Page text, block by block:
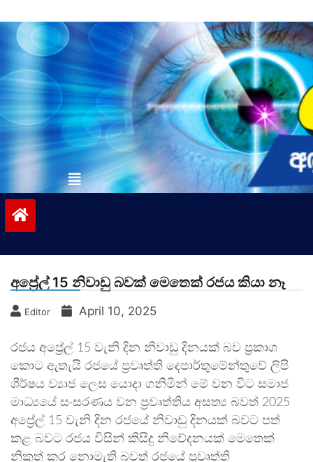
to
contentvinivida.lk
අප්‍රේල් 15 නිවාඩු බවක් මෙතෙක් රජය කියා නෑ
Editor April 10, 2025
රජය අප්‍රේල් 15 වැනි දින නිවාඩු දිනයක් බව ප්‍රකාශ
කොට ඇතැයි රජයේ ප්‍රවෘත්ති දෙපාර්තුමේන්තුවේ ලිපි
ශීර්ෂය ව්‍යාජ ලෙස යොදා ගනිමින් මේ වන විට සමාජ
මාධ්‍යයේ සංසරණය වන ප්‍රවෘත්තිය අසත්‍ය බවත් 2025
අප්‍රේල් 15 වැනි දින රජයේ නිවාඩු දිනයක් බවට පත්
කළ බවට රජය විසින් කිසිදු නිවේදනයක් මෙතෙක්
නිකුත් කර නොමැති බවත් රජයේ ප්‍රවෘත්ති